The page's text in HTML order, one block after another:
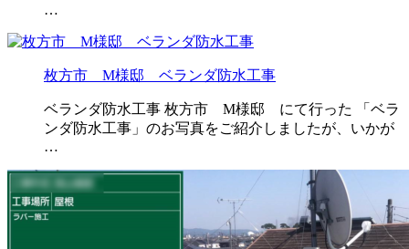
…
枚方市 M様邸 ベランダ防水工事
ベランダ防水工事 枚方市 M様邸 にて行った 「ベラ
ンダ防水工事」のお写真をご紹介しましたが、いかが
…